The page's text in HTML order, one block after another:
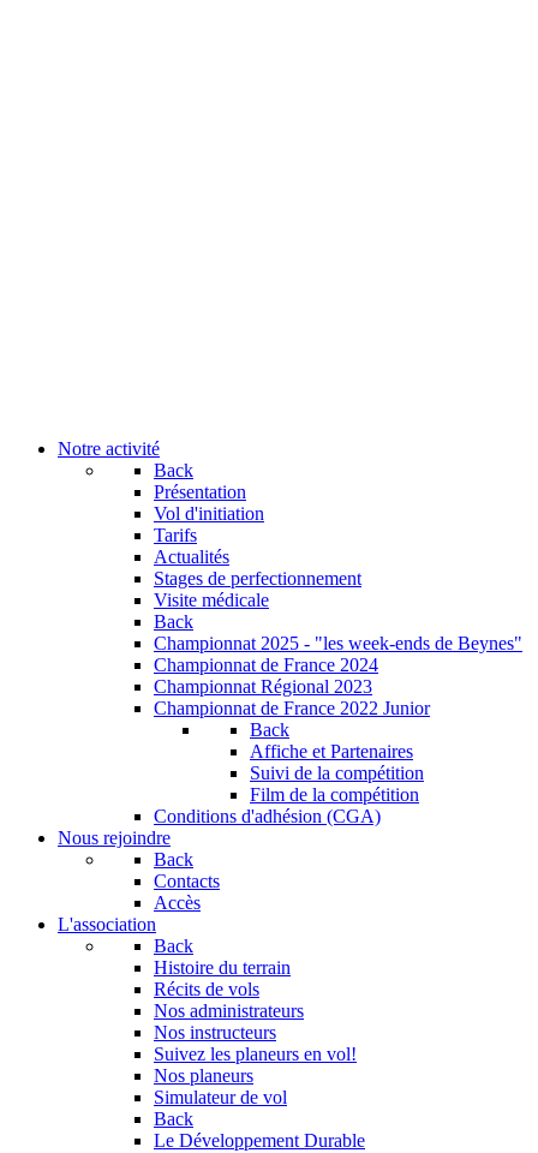
Notre activité
Back
Présentation
Vol d'initiation
Tarifs
Actualités
Stages de perfectionnement
Visite médicale
Back
Championnat 2025 - "les week-ends de Beynes"
Championnat de France 2024
Championnat Régional 2023
Championnat de France 2022 Junior
Back
Affiche et Partenaires
Suivi de la compétition
Film de la compétition
Conditions d'adhésion (CGA)
Nous rejoindre
Back
Contacts
Accès
L'association
Back
Histoire du terrain
Récits de vols
Nos administrateurs
Nos instructeurs
Suivez les planeurs en vol!
Nos planeurs
Simulateur de vol
Back
Le Développement Durable